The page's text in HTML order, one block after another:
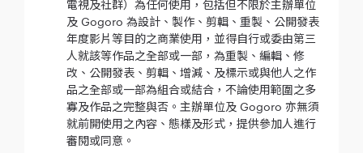
電視及社群）為任何使用，包括但不限於主辦單位
及 Gogoro 為設計、製作、剪輯、重製、公開發表
年度影片等目的之商業使用，並得自行或委由第三
人就該等作品之全部或一部，為重製、編輯、修
改、公開發表、剪輯、增減、及標示或與他人之作
品之全部或一部為組合或結合，不論使用範圍之多
寡及作品之完整與否。主辦單位及 Gogoro 亦無須
就前開使用之內容、態樣及形式，提供參加人進行
審閱或同意。